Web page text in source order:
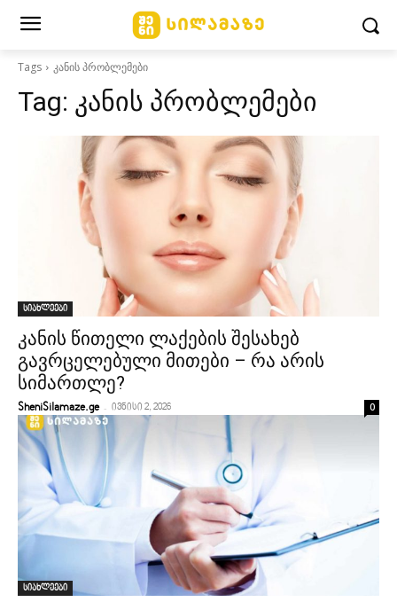
Tags კანის პრობლემები
Tag: კანის პრობლემები
სიახლეები
კანის წითელი ლაქების შესახებ
გავრცელებული მითები – რა არის
სიმართლე?
SheniSilamaze.ge - ივნისი 2, 2026 0
სიახლეები